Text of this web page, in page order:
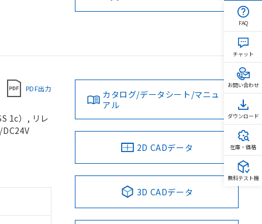
PDF出力
1c）, リレ
カタログ/データシート/マニュ
アル
2D CADデータ
3D CADデータ
FAQ
チャット
お問い合わせ
ダウンロード
在庫・価格
無料テスト機